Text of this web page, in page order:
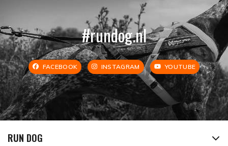
#rundog.nl
FACEBOOK INSTAGRAM YOUTUBE
RUN DOG